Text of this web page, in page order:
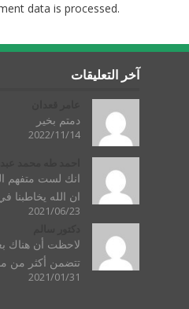
data is processed.
آخر التعليقات
دمتم بخير
2022/11/14
انك لست متفهم
ان الله يخاطبنا
2021/06/23
لاحظت أن هناك
تتضمن أكثر من
2021/01/31